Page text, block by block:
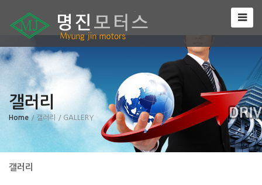
갤러리
Home / 갤러리 / GALLERY
갤러리
Sketchbook5, 스케치북5
Sketchbook5, 스케치북5